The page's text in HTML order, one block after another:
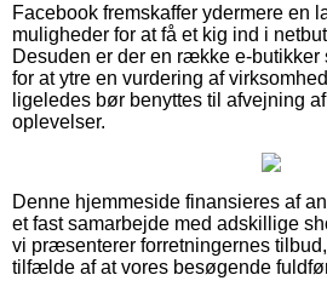
Facebook fremskaffer ydermere en
muligheder for at få et kig ind i
Desuden er der en række e-butikker
for at ytre en vurdering af
ligeledes bør benyttes til afvejning
oplevelser.
Denne hjemmeside finansieres af
et fast samarbejde med adskillige
vi præsenterer forretningernes
tilfælde af at vores besøgende